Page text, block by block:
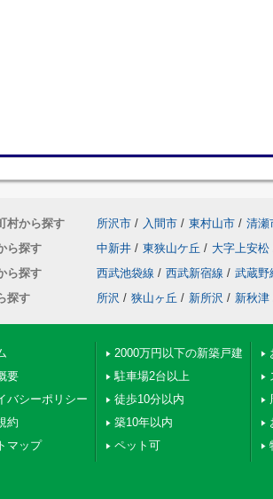
村から探す 所沢市 / 入間市 / 東村山市 / 清瀬
ら探す
中新井 / 東狭山ケ丘 / 大字上安松
ら探す
西武池袋線 / 西武新宿線 / 武蔵野
探す
所沢 / 狭山ヶ丘 / 新所沢 / 新秋津
要
バシーポリシー
約
マップ
2000万円以下の新築戸建
駐車場2台以上
徒歩10分以内
築10年以内
ペット可